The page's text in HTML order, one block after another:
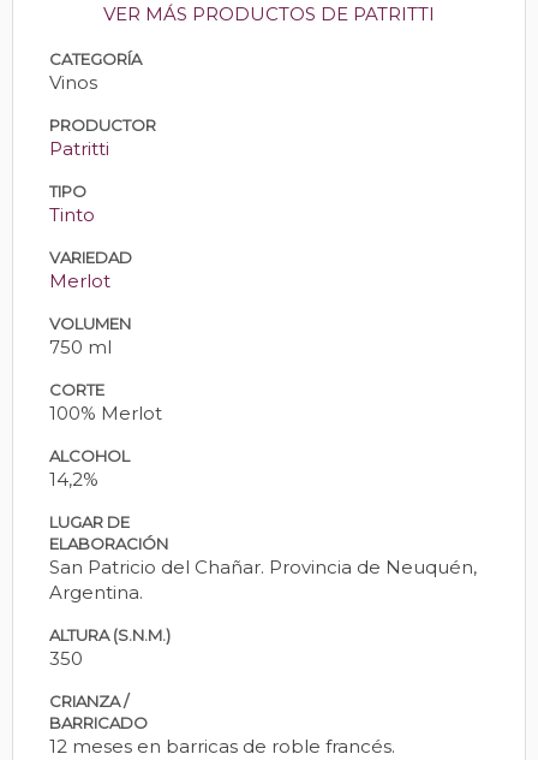
VER MÁS PRODUCTOS DE PATRITTI
CATEGORÍA
Vinos
PRODUCTOR
Patritti
TIPO
Tinto
VARIEDAD
Merlot
VOLUMEN
750 ml
CORTE
100% Merlot
ALCOHOL
14,2%
LUGAR DE
ELABORACIÓN
San Patricio del Chañar. Provincia de Neuquén,
Argentina.
ALTURA (S.N.M.)
350
CRIANZA /
BARRICADO
12 meses en barricas de roble francés.